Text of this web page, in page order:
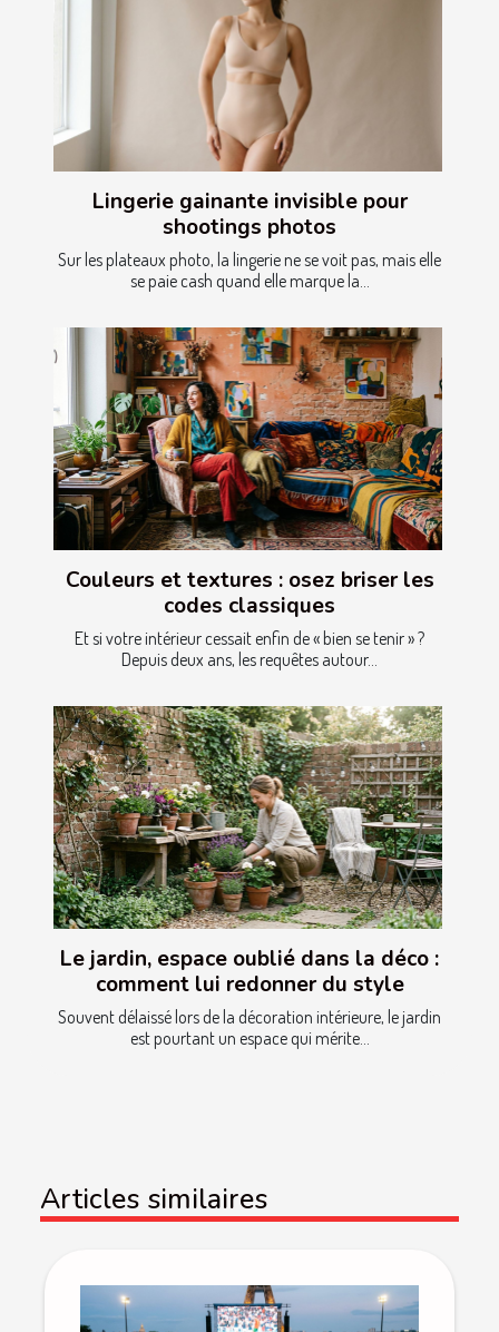
Lingerie gainante invisible pour
shootings photos
Sur les plateaux photo, la lingerie ne se voit pas, mais elle
se paie cash quand elle marque la...
Couleurs et textures : osez briser les
codes classiques
Et si votre intérieur cessait enfin de « bien se tenir » ?
Depuis deux ans, les requêtes autour...
Le jardin, espace oublié dans la déco :
comment lui redonner du style
Souvent délaissé lors de la décoration intérieure, le jardin
est pourtant un espace qui mérite...
Articles similaires